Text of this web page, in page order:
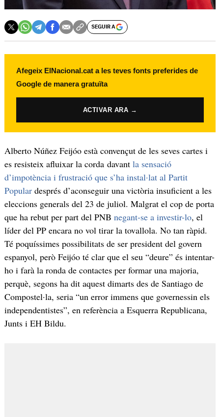
SEGUIR A
Afegeix ElNacional.cat a les teves fonts preferides de
Google de manera gratuïta
ACTIVAR ARA →
Alberto Núñez Feijóo està convençut de les seves cartes i
es resisteix afluixar la corda davant la sensació
d’impotència i frustració que s’ha instal·lat al Partit
Populardesprés d’aconseguir una victòria insuficient a les
eleccions generals del 23 de juliol. Malgrat el cop de porta
que ha rebut per part del PNB negant-se a investir-lo, el
líder del PP encara no vol tirar la tovallola. No tan ràpid.
Té poquíssimes possibilitats de ser president del govern
espanyol, però Feijóo té clar que el seu “deure” és intentar-
ho i farà la ronda de contactes per formar una majoria,
perquè, segons ha dit aquest dimarts des de Santiago de
Compostel·la, seria “un error immens que governessin els
independentistes”, en referència a Esquerra Republicana,
Junts i EH Bildu.